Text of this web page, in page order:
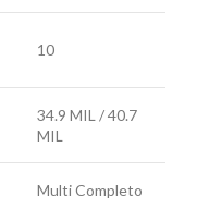
10
34.9 MIL / 40.7
MIL
Multi Completo